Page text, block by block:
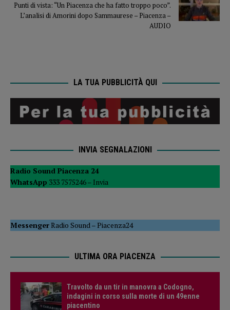
Punti di vista: “Un Piacenza che ha fatto troppo poco”.
L’analisi di Amorini dopo Sammaurese – Piacenza –
AUDIO
LA TUA PUBBLICITÀ QUI
INVIA SEGNALAZIONI
Radio Sound Piacenza 24
WhatsApp 333 7575246 – Invia
MessengerRadio Sound –Piacenza24
ULTIMA ORA PIACENZA
Travolto da un tir in manovra a Codogno,
indagini in corso sulla morte di un 49enne
piacentino